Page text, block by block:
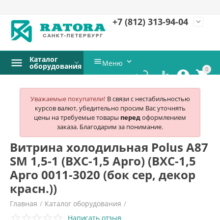
+7 (812) 313-94-04 expand_more
0


 
Каталог
оборудования Меню 
Уважаемые покупатели! В связи с нестабильностью
курсов валют, убедительно просим Вас уточнять
цены на требуемые товары передоформлением
заказа. Благодарим за понимание.
Витрина холодильная Polus A87
SM 1,5-1 (ВХС-1,5 Арго) (ВХС-1,5
Арго 0011-3020 (бок сер, декор
красн.))
Главная / Каталог оборудования /
Написать отзыв